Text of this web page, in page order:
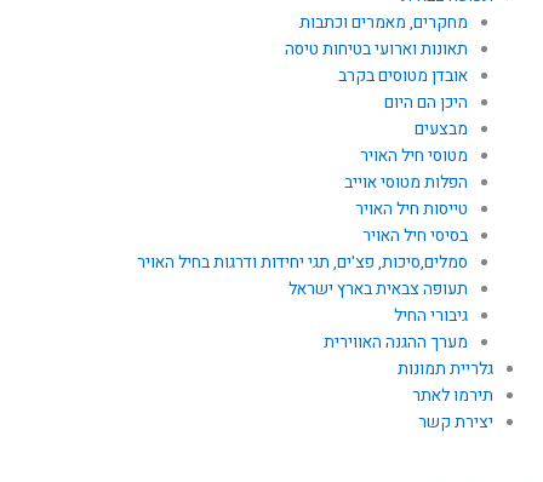
מחקרים, מאמרים וכתבות
תאונות וארועי בטיחות טיסה
אובדן מטוסים בקרב
היכן הם היום
מבצעים
מטוסי חיל האויר
הפלות מטוסי אוייב
טייסות חיל האויר
בסיסי חיל האויר
סמלים,סיכות, פצ'ים, תגי יחידות ודרגות בחיל האויר
תעופה צבאית בארץ ישראל
גיבורי החיל
מערך ההגנה האווירית
גלריית תמונות
תירמו לאתר
יצירת קשר